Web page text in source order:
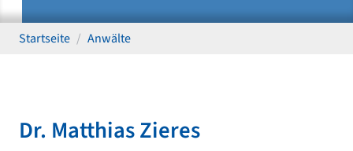
Startseite Anwälte
Dr. Matthias Zieres